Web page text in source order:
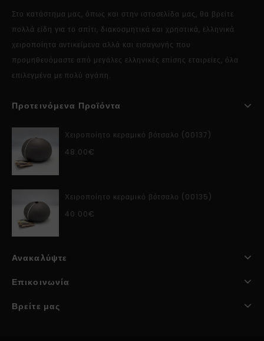
Στο κατάστημα μας, όπως και στην ιστοσελίδα μας, θα βρείτε
πολλά είδη για το σπίτι, διακοσμητικά και χρηστικά, ελληνικά
χειροποίητα αντικείμενα αλλά και εισαγωγής που
προμηθευόμαστε από μεγάλες ελληνικές επίσης εταιρείες, όλα
επιλεγμένα με πολύ αγάπη.
Προτεινόμενα Προϊόντα
Χειροποίητο κεραμικό βότσαλο (00137)
48.00€
Χειροποίητο κεραμικό βότσαλο (00135)
40.00€
Ανακαλύψτε
Επικοινωνία
Βρείτε μας